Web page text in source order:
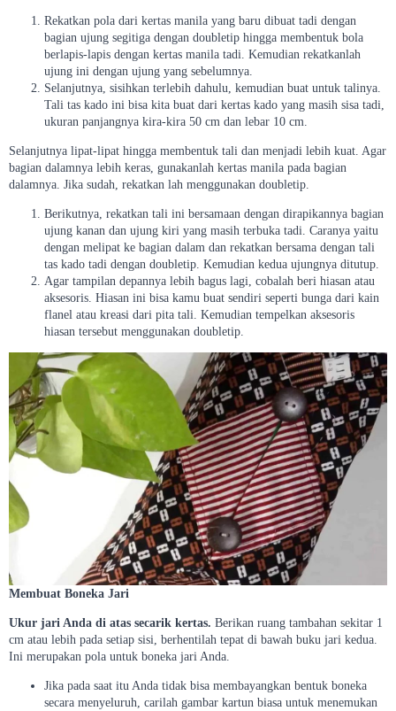
Rekatkan pola dari kertas manila yang baru dibuat tadi dengan
bagian ujung segitiga dengan doubletip hingga membentuk bola
berlapis-lapis dengan kertas manila tadi. Kemudian rekatkanlah
ujung ini dengan ujung yang sebelumnya.
Selanjutnya, sisihkan terlebih dahulu, kemudian buat untuk talinya.
Tali tas kado ini bisa kita buat dari kertas kado yang masih sisa tadi,
ukuran panjangnya kira-kira 50 cm dan lebar 10 cm.
Selanjutnya lipat-lipat hingga membentuk tali dan menjadi lebih kuat. Agar
bagian dalamnya lebih keras, gunakanlah kertas manila pada bagian
dalamnya. Jika sudah, rekatkan lah menggunakan doubletip.
Berikutnya, rekatkan tali ini bersamaan dengan dirapikannya bagian
ujung kanan dan ujung kiri yang masih terbuka tadi. Caranya yaitu
dengan melipat ke bagian dalam dan rekatkan bersama dengan tali
tas kado tadi dengan doubletip. Kemudian kedua ujungnya ditutup.
Agar tampilan depannya lebih bagus lagi, cobalah beri hiasan atau
aksesoris. Hiasan ini bisa kamu buat sendiri seperti bunga dari kain
flanel atau kreasi dari pita tali. Kemudian tempelkan aksesoris
hiasan tersebut menggunakan doubletip.
Membuat Boneka Jari
Ukur jari Anda di atas secarik kertas. Berikan ruang tambahan sekitar 1
cm atau lebih pada setiap sisi, berhentilah tepat di bawah buku jari kedua.
Ini merupakan pola untuk boneka jari Anda.
Jika pada saat itu Anda tidak bisa membayangkan bentuk boneka
secara menyeluruh, carilah gambar kartun biasa untuk menemukan